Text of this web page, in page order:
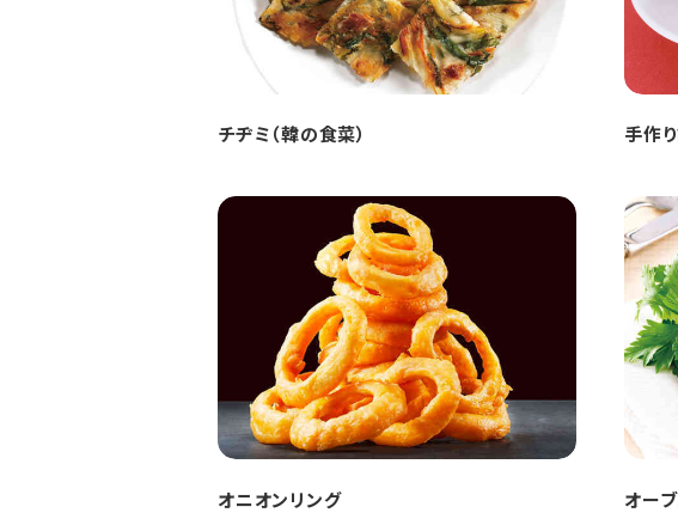
チヂミ（韓の食菜） 手作
オニオンリング オー